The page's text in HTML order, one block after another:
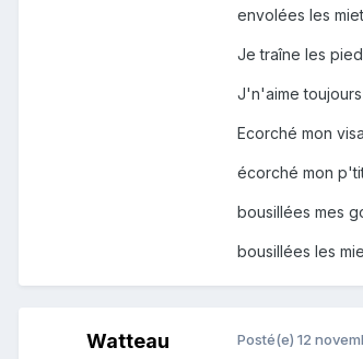
envolées les
Je traîne les
J'n'aime
Ecorché mon
écorché mon
bousillées mes
bousillées les
Watteau Posté(e) 12